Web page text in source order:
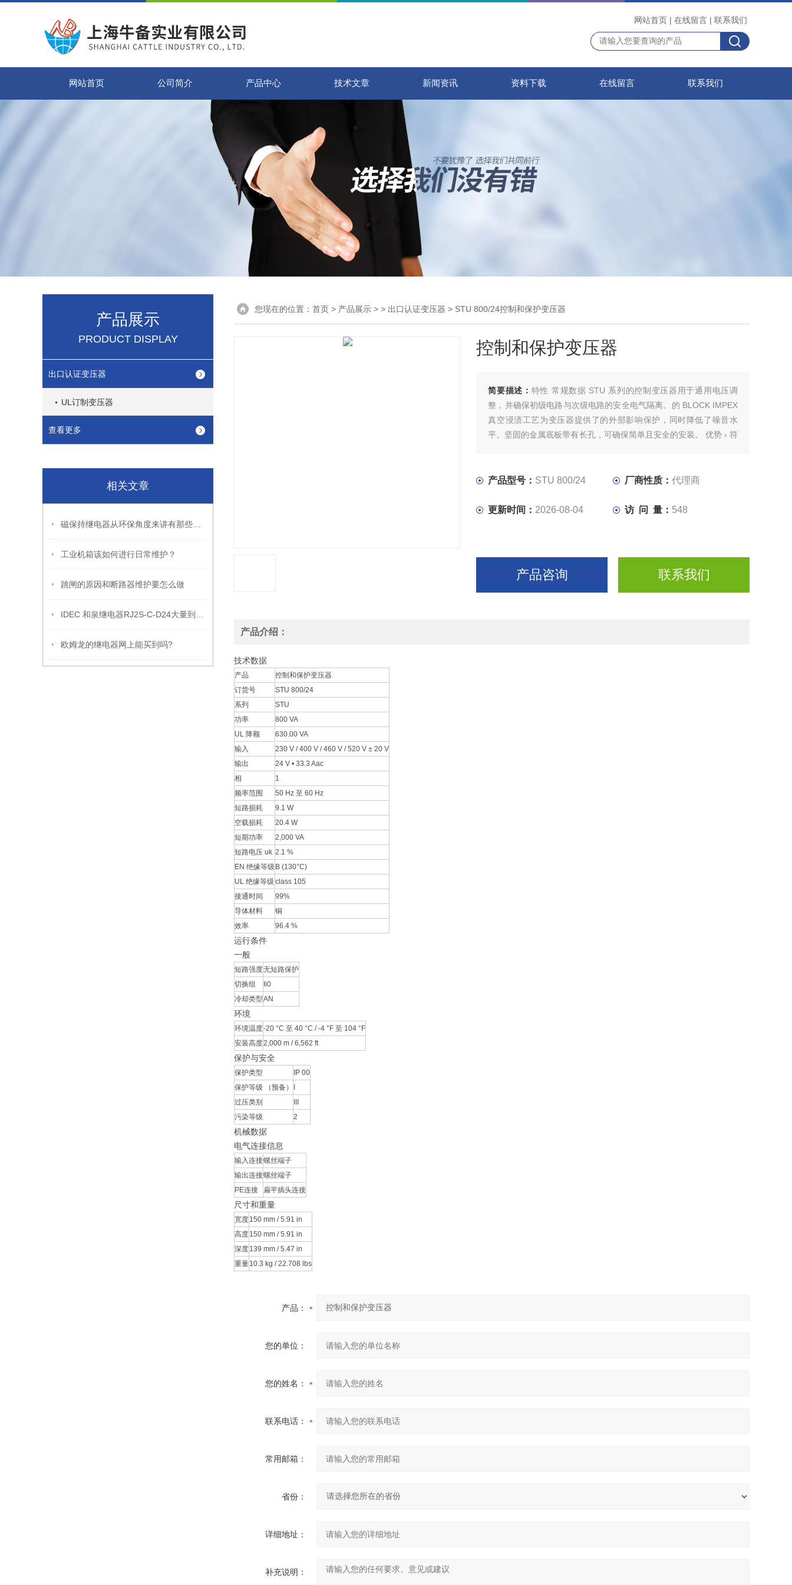
网站首页 | 在线留言 | 联系我们
网站首页 公司简介 产品中心 技术文章 新闻资讯 资料下载 在线留言 联系我们
产品展示
PRODUCT DISPLAY
出口认证变压器
UL订制变压器
查看更多
相关文章
工业机箱该如何进行日常维护？
跳闸的原因和断路器维护要怎么做
欧姆龙的继电器网上能买到吗?
您现在的位置： 首页 > 产品展示 > > 出口认证变压器 > STU 800/24控制和保护变压器
控制和保护变压器
简要描述： 特性 常规数据 STU 系列的控制变压器用于通用电压调
整，并确保初级电路与次级电路的安全电气隔离。的 BLOCK IMPEX
真空浸渍工艺为变压器提供了的外部影响保护，同时降低了噪音水
平。坚固的金属底板带有长孔，可确保简单且安全的安装。 优势 › 符
的设计概念实现高功率密度› 根据 UVV BGV A3 标准，接线端子具备
产品型号： STU 800/24 厂商性质：代理商
更新时间： 2026-08-04 访 问 量： 548
产品咨询 联系我们
产品介绍：
技术数据
产品
控制和保护变压器
订货号
STU 800/24
系列
STU
功率
800 VA
UL 降额
630.00 VA
输入
230 V / 400 V / 460 V / 520 V ± 20 V
输出
24 V • 33.3 Aac
相
1
频率范围
50 Hz 至 60 Hz
短路损耗
9.1 W
空载损耗
20.4 W
短期功率
2,000 VA
短路电压 uk 2.1 %
EN 绝缘等级 B (130°C)
UL 绝缘等级 class 105
接通时间
99%
导体材料
铜
效率
96.4 %
运行条件
一般
短路强度无短路保护
切换组
Ii0
冷却类型AN
环境
环境温度-20 °C 至 40 °C / -4 °F 至 104 °F
安装高度2,000 m / 6,562 ft
保护与安全
保护类型
IP 00
保护等级 （预备）
过压类别
污染等级
2
机械数据
电气连接信息
输入连接螺丝端子
输出连接螺丝端子
PE连接
扁平插头连接
尺寸和重量
宽度150 mm / 5.91 in
高度150 mm / 5.91 in
深度139 mm / 5.47 in
重量10.3 kg / 22.708 lbs
产品：
您的单位：
您的姓名：
联系电话：
常用邮箱：
省份：
详细地址：
补充说明：